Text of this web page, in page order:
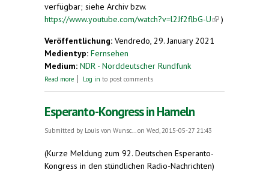
verfügbar; siehe Archiv bzw.
https://www.youtube.com/watch?v=l2Jf2flbG-U(link is
)
Veröffentlichung: Vendredo, 29. January 2021
Medientyp: Fernsehen
Medium: NDR - Norddeutscher Rundfunk
Read more about Was wurde aus Esperanto?
Log in to post comments
Esperanto-Kongress in Hameln
Submitted by Louis von Wunsc... on Wed, 2015-05-27 21:43
(Kurze Meldung zum 92. Deutschen Esperanto-
Kongress in den stündlichen Radio-Nachrichten)